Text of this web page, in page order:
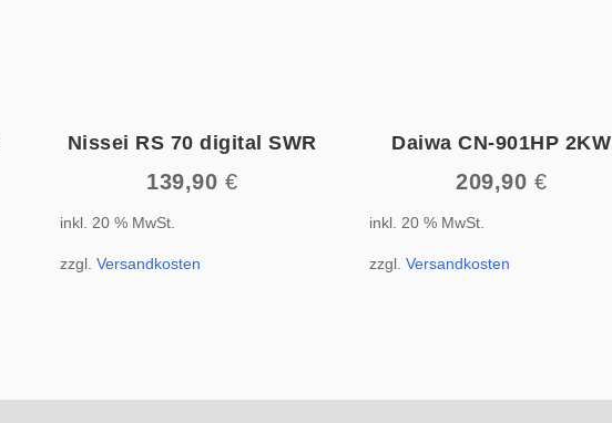
Nissei RS 70 digital SWR
139,90 €
inkl. 20 % MwSt.
zzgl.Versandkosten
Daiwa CN-901HP 2KW
209,90 €
inkl. 20 % MwSt.
zzgl.Versandkosten